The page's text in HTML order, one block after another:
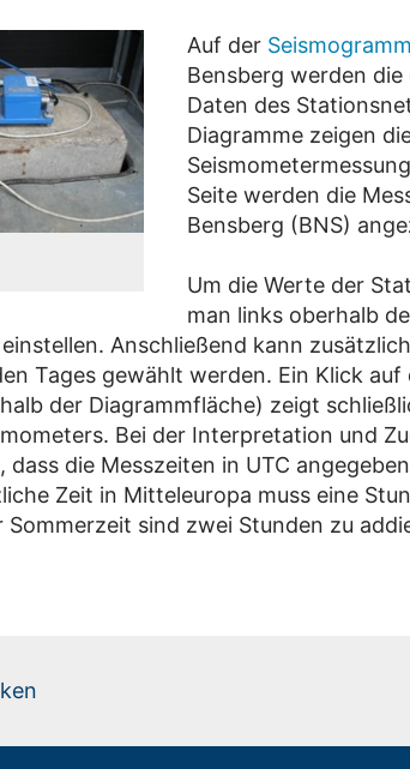
Auf der
Bensberg werden
Daten des
Diagramme zeigen
Seite werden die
Bensberg (BNS)
Um die Werte der
man links oberhalb
Anschließend kann
Tages gewählt werden. Ein Klick
der Diagrammfläche) zeigt
Bei der Interpretation und
dass die Messzeiten in UTC
Zeit in Mitteleuropa muss eine
Sommerzeit sind zwei Stunden zu